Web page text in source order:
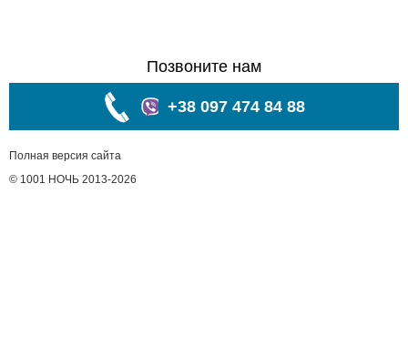
Позвоните нам
+38 097 474 84 88
Полная версия сайта
© 1001 НОЧЬ 2013-2026